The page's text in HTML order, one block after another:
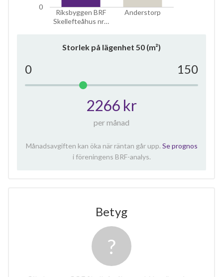
Riksbyggen BRF
Skellefteåhus nr…
Anderstorp
0
Storlek på lägenhet 50 (m²)
0 150
2266 kr
per månad
Månadsavgiften kan öka när räntan går upp. Se prognos
i föreningens BRF-analys.
Betyg